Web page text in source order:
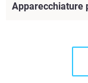
Apparecchiature